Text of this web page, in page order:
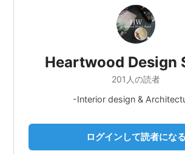
Heartwood Design
201人の読者
-Interior design &
ログインして読者になる